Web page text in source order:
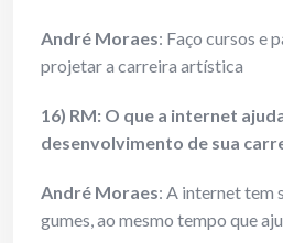
André Moraes: Faço cursos e
projetar a carreira artística
16) RM: O que a internet
desenvolvimento de sua
André Moraes: A internet tem
gumes, ao mesmo tempo que